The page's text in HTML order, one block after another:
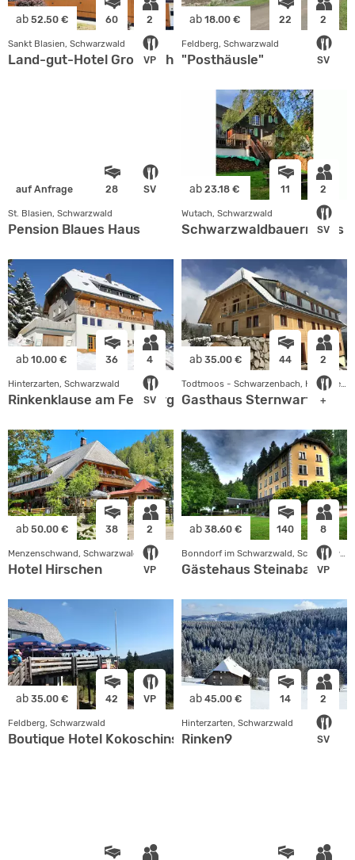
ab 52.50 € 60 2
VP
Sankt Blasien, Schwarzwald
Land-gut-Hotel Großbach
ab 18.00 € 22 2
SV
Feldberg, Schwarzwald
"Posthäusle"
auf Anfrage 28 SV
St. Blasien, Schwarzwald
Pension Blaues Haus
ab 23.18 € 11 2
SV
Wutach, Schwarzwald
Schwarzwaldbauernhaus
ab 10.00 € 36 4
SV
Hinterzarten, Schwarzwald
Rinkenklause am Feldberg bei Freiburg
ab 35.00 € 44 2
+
Gasthaus Sternwarte
ab 50.00 € 38 2
VP
Menzenschwand, Schwarzwald
Hotel Hirschen
ab 38.60 € 140 8
VP
Bonndorf im Schwarzwald, Schwarzwald
Gästehaus Steinabad
ab 35.00 € 42 VP
Feldberg, Schwarzwald
Boutique Hotel Kokoschinski
ab 45.00 € 14 2
SV
Hinterzarten, Schwarzwald
Rinken9